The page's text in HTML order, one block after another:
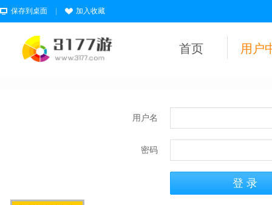
保存到桌面 加入收藏
首页 用户
用户名
密码